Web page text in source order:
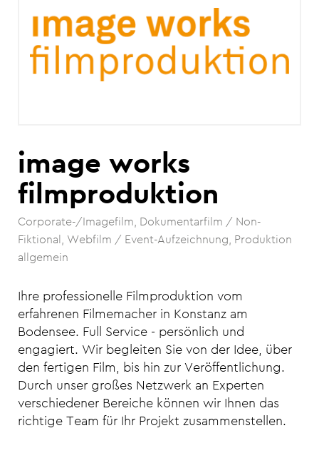
image works
filmproduktion
Corporate-/Imagefilm Dokumentarfilm / Non-
Fiktional Webfilm / Event-Aufzeichnung Produktion
allgemein
Ihre professionelle Filmproduktion vom
erfahrenen Filmemacher in Konstanz am
Bodensee. Full Service - persönlich und
engagiert. Wir begleiten Sie von der Idee, über
den fertigen Film, bis hin zur Veröffentlichung.
Durch unser großes Netzwerk an Experten
verschiedener Bereiche können wir Ihnen das
richtige Team für Ihr Projekt zusammenstellen.